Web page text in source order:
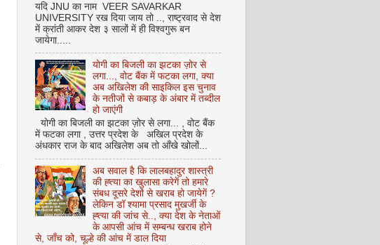
यदि JNU का नाम VEER SAVARKAR
UNIVERSITY रख दिया जाय तो .., राष्ट्रवाद से देश
में क्रांती आकर देश ३ सालों में ही विश्वगुरू बन
जायेगा.....
योगी का बिजली का झटका ज़ोर से
लगा..., वोट बैंक में फटका लगा, क्या
अब अखिलेश की साइकिल इस चुनाव
के नतीजों से कबाड़ के अंबार में तब्दील
हो जाएंगी
योगी का बिजली का झटका ज़ोर से लगा... , वोट बैंक
में फटका लगा , उत्तर प्रदेश के अखिल प्रदेश के
अंधकार राज के बाद अखिलेश अब तो आँखे खोलों...
अब सवाल है कि लालबहादुर शास्त्री
की ह्त्या का खुलासा करेगें तो हमारे
संबध दूसरे देशों से खराब हो जायेगें ?
लेकिन डॉ श्यामा प्रसाद मुखर्जी के
ह्त्या की जांच से.., क्या देश के नेताओं
के आपसी आंच में सम्बन्ध खराब होने
से, जाँच को, चूल्हे की आंच में डाल दिया